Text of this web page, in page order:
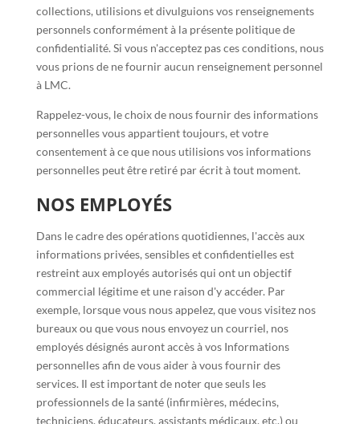
collections, utilisions et divulguions vos renseignements
personnels conformément à la présente politique de
confidentialité. Si vous n'acceptez pas ces conditions, nous
vous prions de ne fournir aucun renseignement personnel
à LMC.
Rappelez-vous, le choix de nous fournir des informations
personnelles vous appartient toujours, et votre
consentement à ce que nous utilisions vos informations
personnelles peut être retiré par écrit à tout moment.
NOS EMPLOYÉS
Dans le cadre des opérations quotidiennes, l'accès aux
informations privées, sensibles et confidentielles est
restreint aux employés autorisés qui ont un objectif
commercial légitime et une raison d'y accéder. Par
exemple, lorsque vous nous appelez, que vous visitez nos
bureaux ou que vous nous envoyez un courriel, nos
employés désignés auront accès à vos Informations
personnelles afin de vous aider à vous fournir des
services. Il est important de noter que seuls les
professionnels de la santé (infirmières, médecins,
techniciens, éducateurs, assistants médicaux, etc.) ou